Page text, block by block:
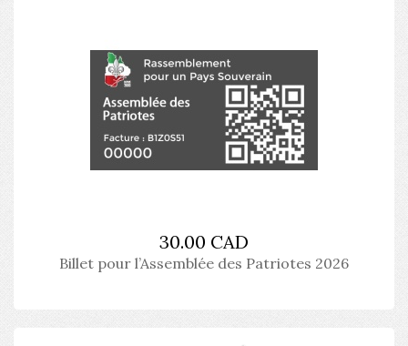
30.00 CAD
Billet pour l’Assemblée des Patriotes 2026